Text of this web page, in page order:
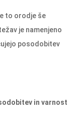
to orodje še
je namenjeno
posodobitev
in varnost